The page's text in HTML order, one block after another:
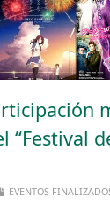
“Festival
EVENTOS